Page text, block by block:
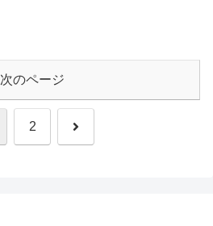
次のページ
2 次